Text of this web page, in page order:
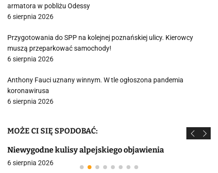
armatora w pobliżu Odessy
6 sierpnia 2026
Przygotowania do SPP na kolejnej poznańskiej ulicy. Kierowcy
muszą przeparkować samochody!
6 sierpnia 2026
Anthony Fauci uznany winnym. W tle ogłoszona pandemia
koronawirusa
6 sierpnia 2026
MOŻE CI SIĘ SPODOBAĆ:
Niewygodne kulisy alpejskiego objawienia
6 sierpnia 2026